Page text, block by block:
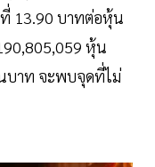
13.90 บาทต่อหุ้น
หุ้น
บาท จะพบจุดที่ไม่